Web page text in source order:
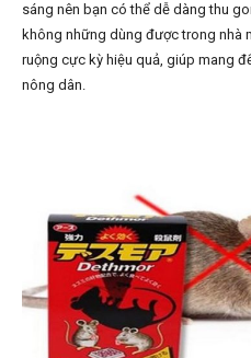
sáng nên bạn có thể dễ dàng thu
không những dùng được trong nhà
ruộng cực kỳ hiệu quả, giúp mang
nông dân.